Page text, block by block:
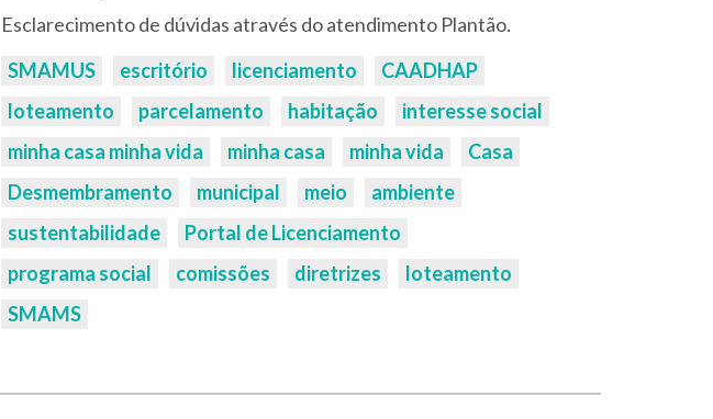
Esclarecimento de dúvidas através do atendimento Plantão.
Palavras-
chaves:
SMAMUS escritório licenciamento
CAADHAP
loteamento
parcelamento habitação
interesse social
minha casa minha vida
minha casa minha vida
Casa
Desmembramento
municipal meio
ambiente
sustentabilidade
Portal de Licenciamento
programa social
comissões diretrizes
loteamento
SMAMS